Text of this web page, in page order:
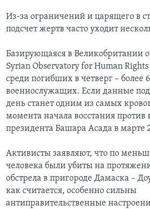
Из-за ограничений и царящего в
подсчет жертв часто уходит
Базирующаяся в Великобритании
Syrian Observatory for Human Rights
среди погибших в четверг – более
военнослужащих. Если данные
день станет одним из самых
момента начала восстания против
президента Башара Асада в марте
Активисты заявляют, что по
человека были убиты на
обстрела в пригороде Дамаска –
как считается, особенно сильны
антиправительственные